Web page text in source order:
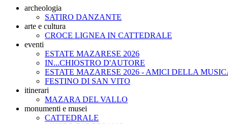
archeologia
SATIRO DANZANTE
arte e cultura
CROCE LIGNEA IN CATTEDRALE
eventi
ESTATE MAZARESE 2026
IN...CHIOSTRO D'AUTORE
ESTATE MAZARESE 2026 - AMICI DELLA
FESTINO DI SAN VITO
itinerari
MAZARA DEL VALLO
monumenti e musei
CATTEDRALE